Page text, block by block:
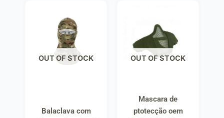
OUT OF STOCK
Balaclava com
OUT OF STOCK
Mascara de
ptotecção oem